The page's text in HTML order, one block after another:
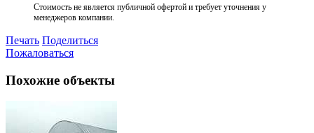
Стоимость не является публичной офертой и требует уточнения у
менеджеров компании.
Печать Поделиться
Пожаловаться
Похожие объекты